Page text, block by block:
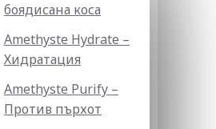
боядисана коса
Amethyste Hydrate –
Хидратация
Amethyste Purify –
Против пърхот